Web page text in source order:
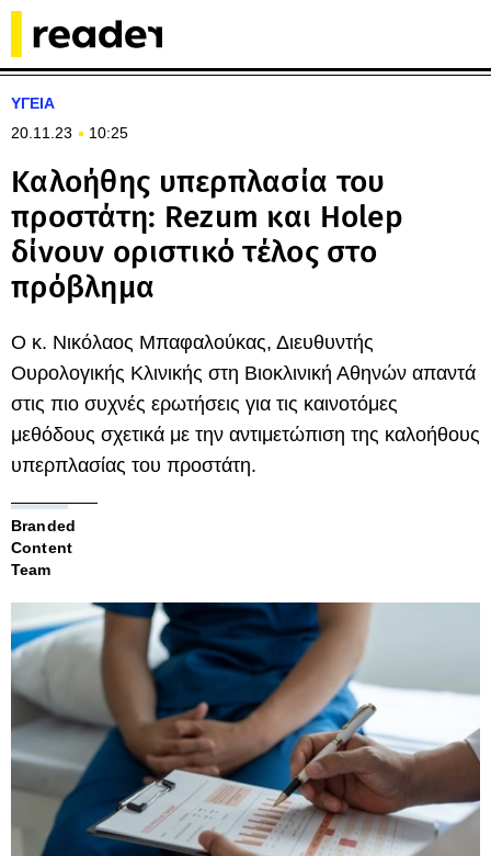
ΥΓΕΙΑ
20.11.23
10:25
Καλοήθης υπερπλασία του
προστάτη: Rezum και Holep
δίνουν οριστικό τέλος στο
πρόβλημα
O κ. Νικόλαος Μπαφαλούκας, Διευθυντής
Ουρολογικής Κλινικής στη Βιοκλινική Αθηνών απαντά
στις πιο συχνές ερωτήσεις για τις καινοτόμες
μεθόδους σχετικά με την αντιμετώπιση της καλοήθους
υπερπλασίας του προστάτη.
Branded
Content
Team